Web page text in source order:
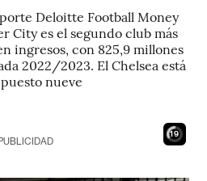
Deloitte Football Money
City es el segundo club más
ingresos, con 825,9 millones
2022/2023. El Chelsea está
nueve
18
PUBLICIDAD